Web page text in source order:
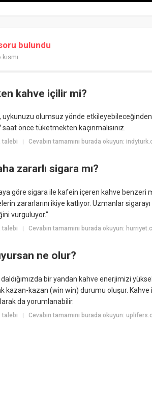
bulundu
kahve içilir mi?
uykunuzu olumsuz yönde
önce tüketmekten kaçınmalısınız.
talebi | Cevabın tamamını burada okuyun:
zararlı sigara mı?
göre sigara ile kafein içeren kahve benzeri
zararlarını ikiye katlıyor. Uzmanlar
vurguluyor."
talebi | Cevabın tamamını burada okuyun:
ne olur?
bir yandan kahve enerjimizi
kazan-kazan (win win) durumu oluşur.
da yorumlanabilir.
talebi | Cevabın tamamını burada okuyun: